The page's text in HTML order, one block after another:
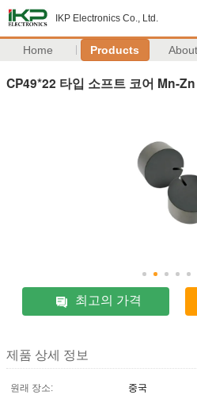
IKP Electronics Co., Ltd.
Home Products
CP49*22 타입 소프트 코어 Mn-
최고의 가격
제품 상세 정보
원래 장소:
중국